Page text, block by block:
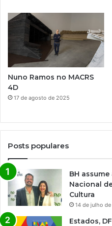
Nuno Ramos no MACRS
4D
17 de agosto de 2025
Posts populares
BH
Nacional
Cultura
14 de julho
Estados,